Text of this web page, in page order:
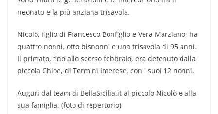
neonato e la più anziana trisavola.
Nicolò, figlio di Francesco Bonfiglio e Vera Marziano, ha
quattro nonni, otto bisnonni e una trisavola di 95 anni.
Il primato, fino allo scorso febbraio, era detenuto dalla
piccola Chloe, di Termini Imerese, con i suoi 12 nonni.
Auguri dal team di BellaSicilia.it al piccolo Nicolò e alla
sua famiglia. (foto di repertorio)